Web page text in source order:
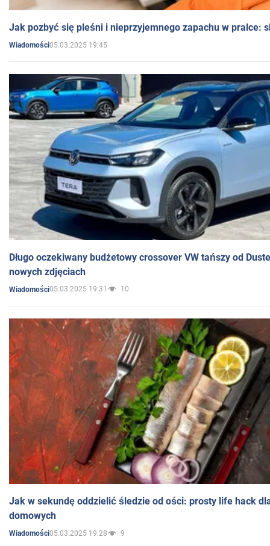
Jak pozbyć się pleśni i nieprzyjemnego zapachu w pralce:
Wiadomości05.03.2025 19:45
Długo oczekiwany budżetowy crossover VW tańszy od
nowych zdjęciach
Wiadomości05.03.2025 19:31 10
Jak w sekundę oddzielić śledzie od ości: prosty life hack
domowych
Wiadomości05.03.2025 19:28 9